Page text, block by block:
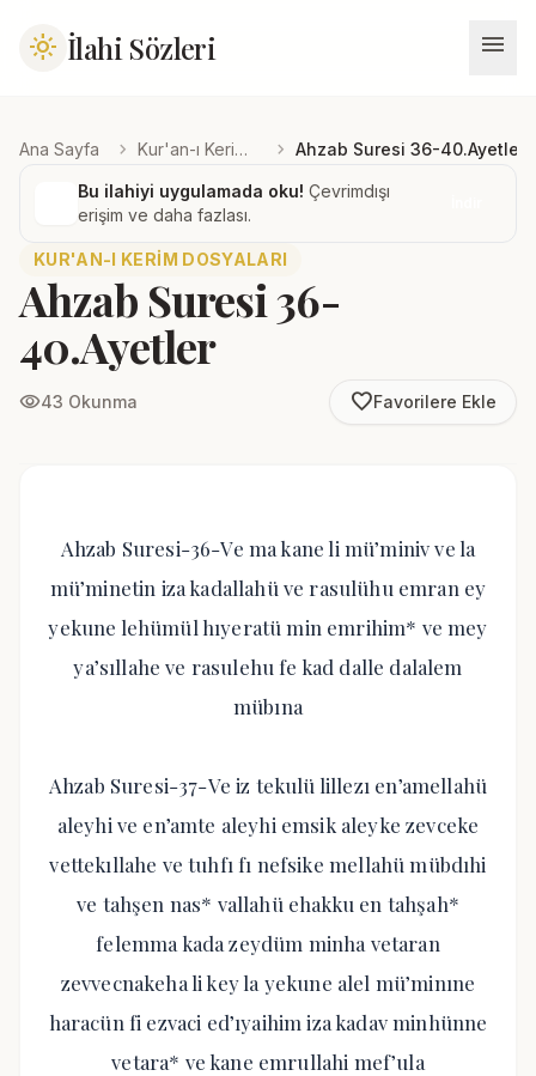
light_mode İlahi Sözleri menu
Ana Sayfa chevron_right Kur'an-ı Kerim Dosyaları chevron_right Ahzab Suresi 36-40.Ayetler
Bu ilahiyi uygulamada oku! Çevrimdışı
erişim ve daha fazlası.
KUR'AN-I KERIM DOSYALARI
Ahzab Suresi 36-
40.Ayetler
visibility43 Okunma favorite_borderFavorilere Ekle
Ahzab Suresi-36-Ve ma kane li mü’miniv ve la
mü’minetin iza kadallahü ve rasulühu emran ey
yekune lehümül hıyeratü min emrihim* ve mey
ya’sıllahe ve rasulehu fe kad dalle dalalem
mübına
Ahzab Suresi-37-Ve iz tekulü lillezı en’amellahü
aleyhi ve en’amte aleyhi emsik aleyke zevceke
vettekıllahe ve tuhfı fı nefsike mellahü mübdıhi
ve tahşen nas* vallahü ehakku en tahşah*
felemma kada zeydüm minha vetaran
zevvecnakeha li key la yekune alel mü’minıne
haracün fi ezvaci ed’ıyaihim iza kadav minhünne
vetara* ve kane emrullahi mef’ula